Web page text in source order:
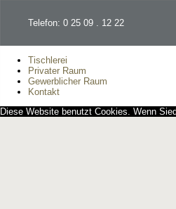
Telefon: 0 25 09 . 12 22
Tischlerei
Privater Raum
Gewerblicher Raum
Kontakt
Diese Website benutzt Cookies. Wenn